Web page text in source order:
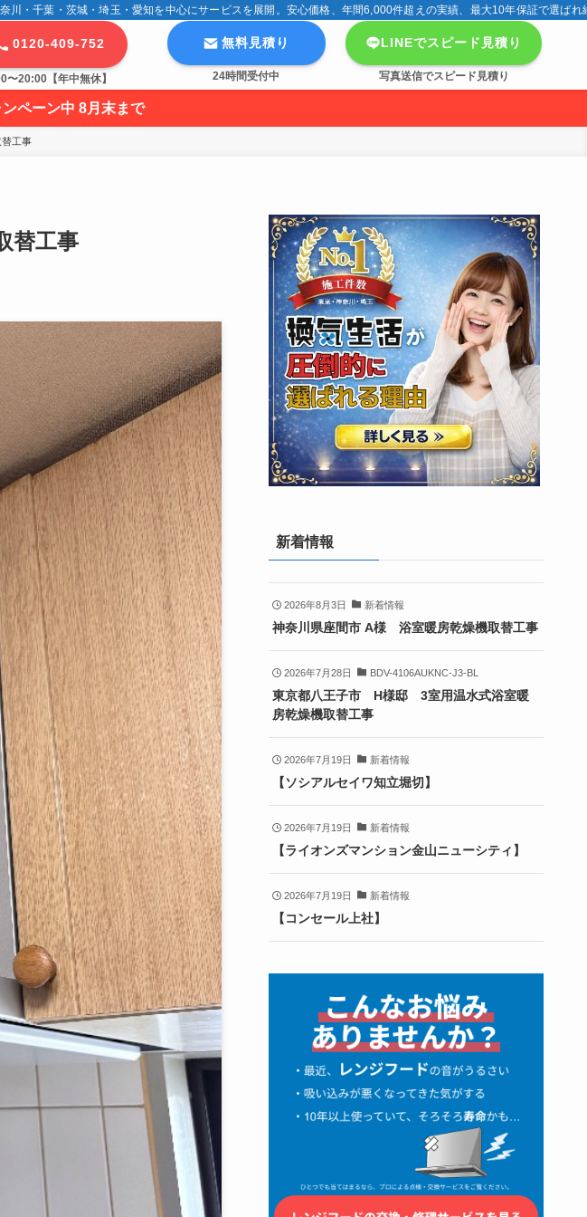
・千葉・茨城・埼玉・愛知を中心にサービスを展開。安心価格、年間6,000件超えの実績、最大10年保証で選ばれ
0120-409-752
〜20:00【年中無休】
無料見積り
24時間受付中
LINEでスピード見積り
写真送信でスピード見積り
ンペーン中 8月末まで
工事
替工事
新着情報
2026年8月3日 新着情報
神奈川県座間市 A様 浴室暖房乾燥機取替工事
2026年7月28日 BDV-4106AUKNC-J3-BL
東京都八王子市 H様邸 3室用温水式浴室暖
房乾燥機取替工事
2026年7月19日 新着情報
【ソシアルセイワ知立堀切】
2026年7月19日 新着情報
【ライオンズマンション金山ニューシティ】
2026年7月19日 新着情報
【コンセール上社】